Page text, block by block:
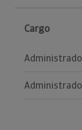
Cargo